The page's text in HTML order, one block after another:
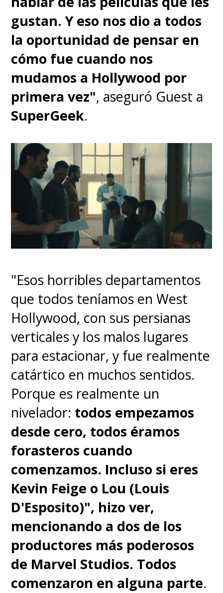
conAliens vs. Predator:
Requiem .
A la espera, ya pueden revivir
toda la saga deAlienen el
streamingDisney+, incluyendo
la última película
Romulus.
gustan. Y eso nos dio a todos
la oportunidad de pensar en
cómo fue cuando nos
mudamos a Hollywood por
primera vez", aseguró Guest a
SuperGeek.
"Esos horribles departamentos
que todos teníamos en West
Hollywood, con sus persianas
verticales y los malos lugares
para estacionar, y fue realmente
catártico en muchos sentidos.
Porque es realmente un
nivelador: todos empezamos
desde cero, todos éramos
forasteros cuando
comenzamos. Incluso si eres
Kevin Feige o Lou (Louis
D'Esposito)", hizo ver,
mencionando a dos de los
productores más poderosos
de Marvel Studios. Todos
comenzaron en alguna parte.